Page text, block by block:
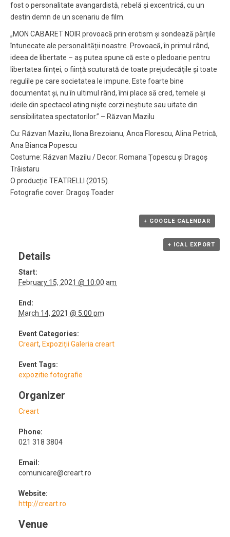
fost o personalitate avangardistă, rebelă și excentrică, cu un
destin demn de un scenariu de film.
„MON CABARET NOIR provoacă prin erotism și sondează părțile
întunecate ale personalității noastre. Provoacă, în primul rând,
ideea de libertate – aș putea spune că este o pledoarie pentru
libertatea ființei, o ființă scuturată de toate prejudecățile și toate
regulile pe care societatea le impune. Este foarte bine
documentat și, nu în ultimul rând, îmi place să cred, temele și
ideile din spectacol ating niște corzi neștiute sau uitate din
sensibilitatea spectatorilor.” – Răzvan Mazilu
Cu: Răzvan Mazilu, Ilona Brezoianu, Anca Florescu, Alina Petrică,
Ana Bianca Popescu
Costume: Răzvan Mazilu / Decor: Romana Țopescu și Dragoș
Trăistaru
O producție TEATRELLI (2015).
Fotografie cover: Dragoș Toader
+ GOOGLE CALENDAR
+ ICAL EXPORT
Details
Start:
February 15, 2021 @ 10:00 am
End:
March 14, 2021 @ 5:00 pm
Event Categories:
Creart, Expoziții Galeria creart
Event Tags:
expozitie fotografie
Organizer
Creart
Phone:
021 318 3804
Email:
comunicare@creart.ro
Website:
http://creart.ro
Venue